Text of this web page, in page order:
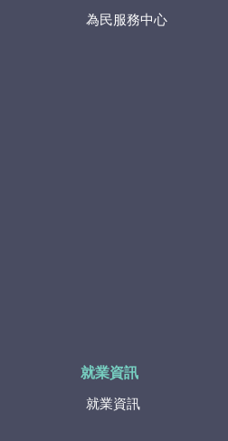
為民服務中心
就業資訊
就業資訊